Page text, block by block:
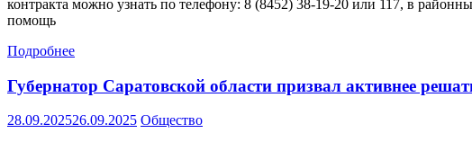
контракта можно узнать по телефону: 8 (8452) 38-19-20 или 117, в
помощь
Подробнее
Губернатор Саратовской области призвал активнее
28.09.202526.09.2025 Общество